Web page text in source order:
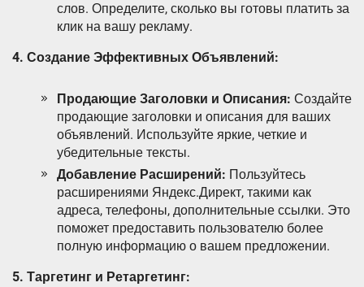
слов. Определите, сколько вы готовы платить за
клик на вашу рекламу.
4. Создание Эффективных Объявлений:
Продающие Заголовки и Описания: Создайте
продающие заголовки и описания для ваших
объявлений. Используйте яркие, четкие и
убедительные тексты.
Добавление Расширений: Пользуйтесь
расширениями Яндекс.Директ, такими как
адреса, телефоны, дополнительные ссылки. Это
поможет предоставить пользователю более
полную информацию о вашем предложении.
5. Таргетинг и Ретаргетинг: